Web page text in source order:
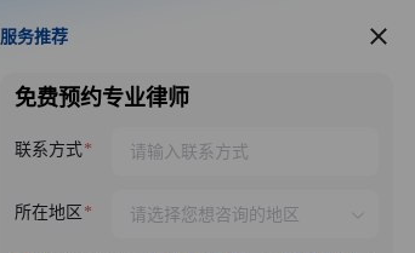
服务推荐
服务推荐
免费预约专业律师
联系方式
所在地区